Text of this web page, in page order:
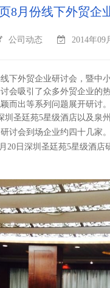
8月份线下外贸企
公司动态 2014年09
下外贸企业研讨会，暨中
会吸引了众多外贸企业的
而出等系列问题展开研讨。
圳圣廷苑5星级酒店以及泉
讨会到场企业约四十几家。
20日深圳圣廷苑5星级酒店